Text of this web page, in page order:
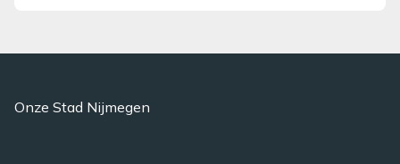
Onze Stad Nijmegen